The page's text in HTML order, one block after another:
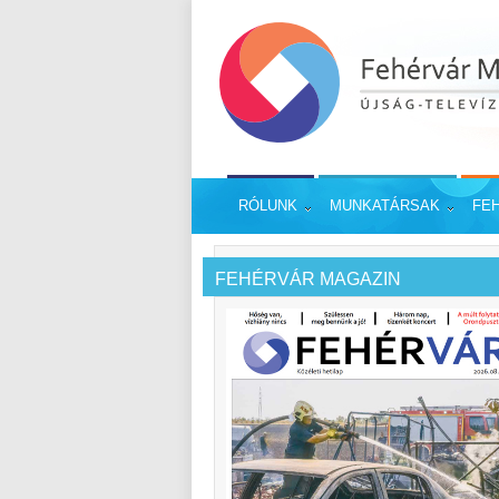
RÓLUNK MUNKATÁRSAK
FEHÉRVÁR MAGAZIN